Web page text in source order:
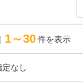
1～30 件を表示
定なし